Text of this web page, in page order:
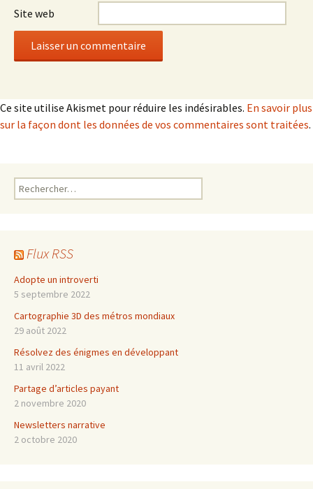
Site web
Ce site utilise Akismet pour réduire les indésirables. En savoir plus
sur la façon dont les données de vos commentaires sont traitées.
Rechercher :
Flux RSS
Adopte un introverti
5 septembre 2022
Cartographie 3D des métros mondiaux
29 août 2022
Résolvez des énigmes en développant
11 avril 2022
Partage d’articles payant
2 novembre 2020
Newsletters narrative
2 octobre 2020